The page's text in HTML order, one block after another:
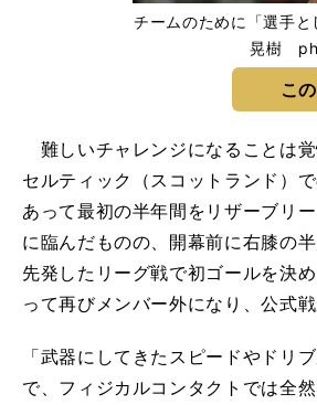
チームのために「選手
晃樹
こ
難しいチャレンジになることは
セルティック（スコットランド）
あって最初の半年間をリザーブリ
に臨んだものの、開幕前に右膝の
先発したリーグ戦で初ゴールを決
って再びメンバー外になり、公式戦
「武器にしてきたスピードやドリ
で、フィジカルコンタクトでは全